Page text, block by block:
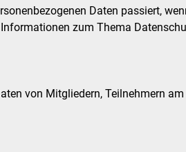
Daten passiert,
zum Thema
von Mitgliedern, Teilnehmern